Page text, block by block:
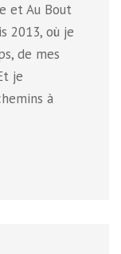
et Au Bout
2013, où je
de mes
je
à